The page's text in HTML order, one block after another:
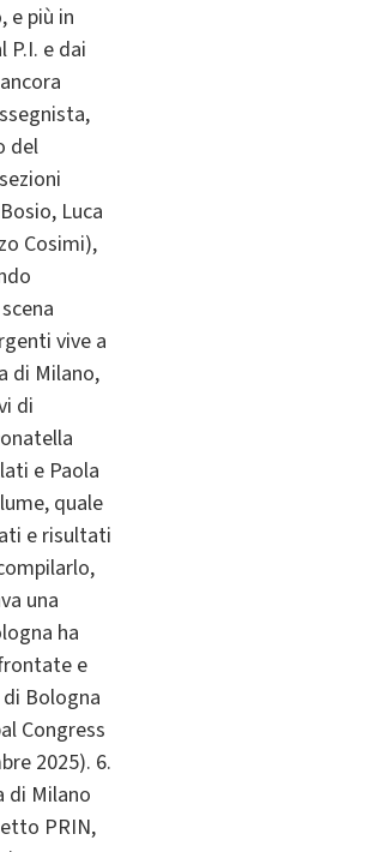
e più in
e dai
del
Luca
Cosimi),
vive a
di Milano,
di
e Paola
quale
e risultati
una
ha
e
Bologna
Congress
2025). 6.
di Milano
PRIN,